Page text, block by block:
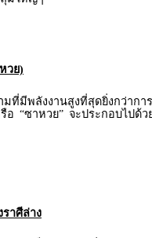
วย)
ที่มีพลังงานสูงที่สุดยิ่งกว่ากา
อ “ซาหวย” จะประกอบไปด้
าศีล่าง